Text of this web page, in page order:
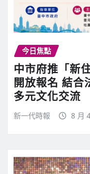
今日焦點
中市府推「新
開放報名 結合
多元文化交流
新一代時報 8 月